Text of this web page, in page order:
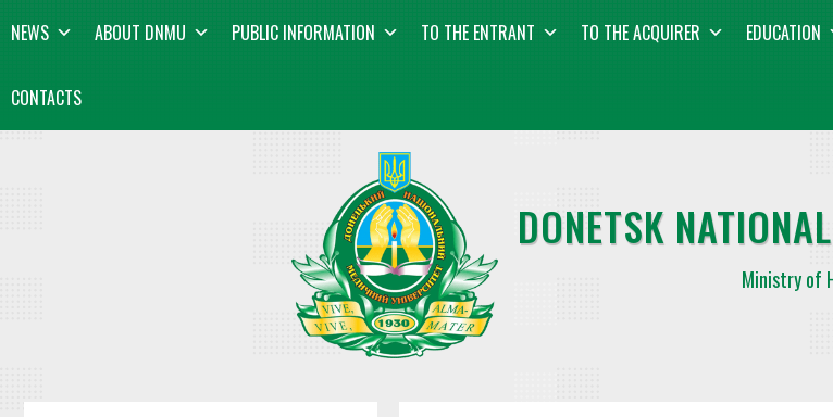
toNEWS ABOUT DNMU PUBLIC INFORMATION TO THE ENTRANT TO THE ACQUIRER EDUCATION
CONTACTS
DONETSK
Ministry of